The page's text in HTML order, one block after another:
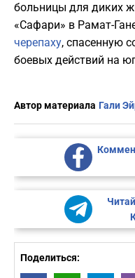
больницы для диких
«Сафари» в Рамат-
черепаху, спасенную
боевых действий на
Автор материала Гали
Поделиться: